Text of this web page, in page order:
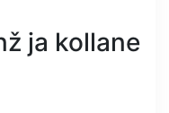
ja kollane